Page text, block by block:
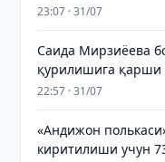
23:07 · 31/07
Саида Мирзиёева
қурилишига қарши
22:57 · 31/07
«Андижон
киритилиши учун